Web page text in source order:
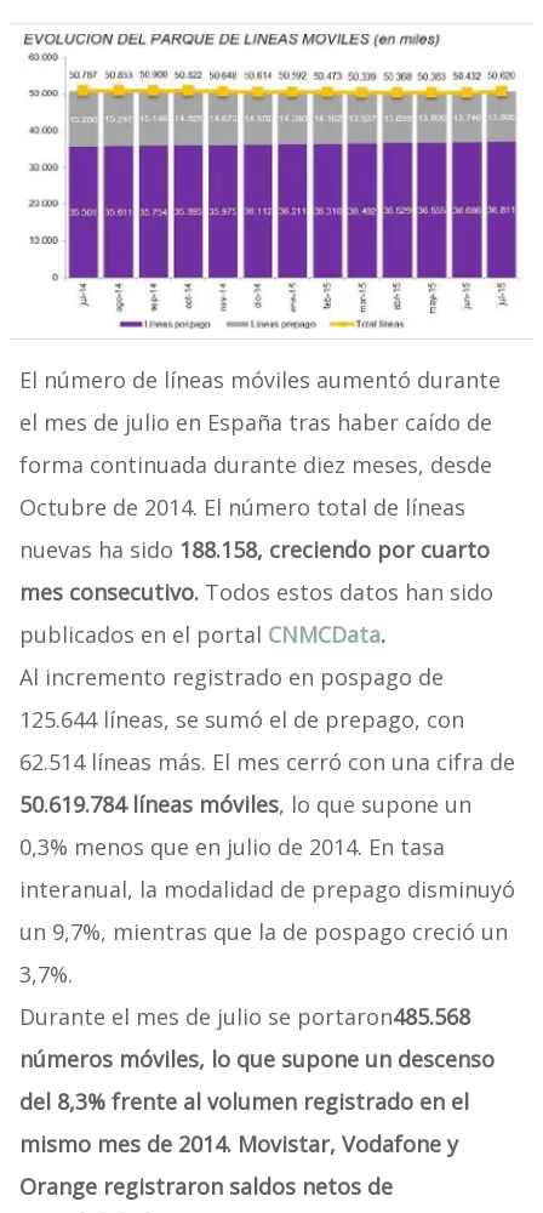
El número de líneas móviles aumentó durante
el mes de julio en España tras haber caído de
forma continuada durante diez meses, desde
Octubre de 2014. El número total de líneas
nuevas ha sido 188.158, creciendo por cuarto
mes consecutivo. Todos estos datos han sido
publicados en el portal CNMCData.
Al incremento registrado en pospago de
125.644 líneas, se sumó el de prepago, con
62.514 líneas más. El mes cerró con una cifra de
50.619.784 líneas móviles, lo que supone un
0,3% menos que en julio de 2014. En tasa
interanual, la modalidad de prepago disminuyó
un 9,7%, mientras que la de pospago creció un
3,7%.
Durante el mes de julio se portaron485.568
números móviles, lo que supone un descenso
del 8,3% frente al volumen registrado en el
mismo mes de 2014. Movistar, Vodafone y
Orange registraron saldos netos de